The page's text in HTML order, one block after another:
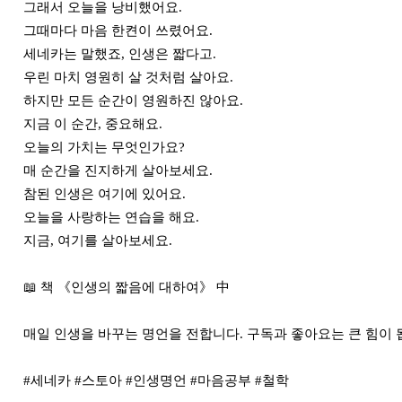
그래서 오늘을 낭비했어요.
그때마다 마음 한켠이 쓰렸어요.
세네카는 말했죠, 인생은 짧다고.
우린 마치 영원히 살 것처럼 살아요.
하지만 모든 순간이 영원하진 않아요.
지금 이 순간, 중요해요.
오늘의 가치는 무엇인가요?
매 순간을 진지하게 살아보세요.
참된 인생은 여기에 있어요.
오늘을 사랑하는 연습을 해요.
지금, 여기를 살아보세요.
📖 책 《인생의 짧음에 대하여》 中
매일 인생을 바꾸는 명언을 전합니다. 구독과 좋아요는 큰 힘이
#세네카 #스토아 #인생명언 #마음공부 #철학